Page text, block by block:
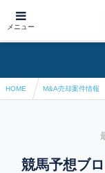
メニュー
HOME M&A売却案件情報
競馬予想ブ